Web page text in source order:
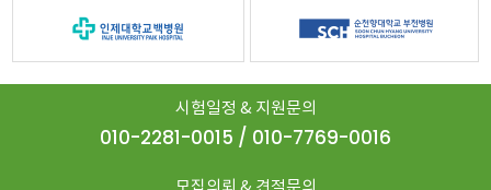
시험일정 & 지원문의
010-2281-0015 / 010-7769-0016